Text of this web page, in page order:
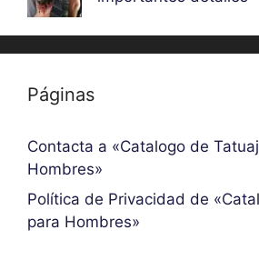
Páginas
Contacta a «Catalogo de
Hombres»
Política de Privacidad de
para Hombres»